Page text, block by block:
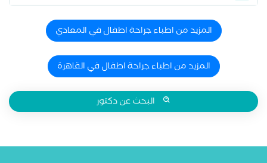
المزيد من اطباء جراحة اطفال في المعادي
المزيد من اطباء جراحة اطفال في القاهرة
البحث عن دكتور